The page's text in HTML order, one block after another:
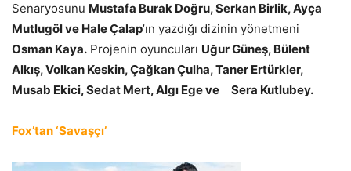
Senaryosunu Mustafa Burak Doğru, Serkan Birlik, Ayça
Mutlugöl ve Hale Çalap’ın yazdığı dizinin yönetmeni
Osman Kaya. Projenin oyuncuları Uğur Güneş, Bülent
Alkış, Volkan Keskin, Çağkan Çulha, Taner Ertürkler,
Musab Ekici, Sedat Mert, Algı Ege ve Sera Kutlubey.
Fox’tan ‘Savaşçı’